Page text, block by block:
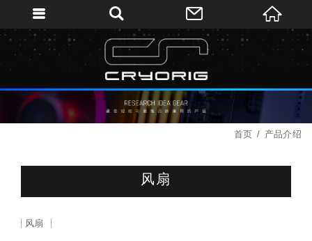
首页 产品介绍
风扇
风扇